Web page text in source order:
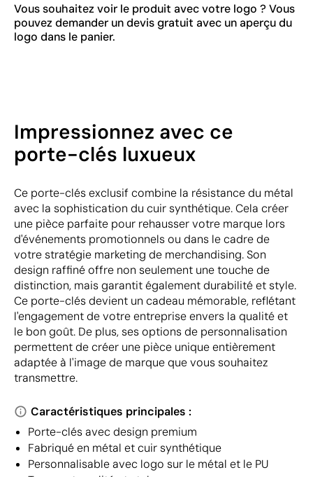
Vous souhaitez voir le produit avec votre logo ? Vous
pouvez demander un devis gratuit avec un aperçu du
logo dans le panier.
Impressionnez avec ce
porte-clés luxueux
Ce porte-clés exclusif combine la résistance du métal
avec la sophistication du cuir synthétique. Cela créer
une pièce parfaite pour rehausser votre marque lors
d'événements promotionnels ou dans le cadre de
votre stratégie marketing de merchandising. Son
design raffiné offre non seulement une touche de
distinction, mais garantit également durabilité et style.
Ce porte-clés devient un cadeau mémorable, reflétant
l'engagement de votre entreprise envers la qualité et
le bon goût. De plus, ses options de personnalisation
permettent de créer une pièce unique entièrement
adaptée à l'image de marque que vous souhaitez
transmettre.
Caractéristiques principales :
Porte-clés avec design premium
Fabriqué en métal et cuir synthétique
Personnalisable avec logo sur le métal et le PU